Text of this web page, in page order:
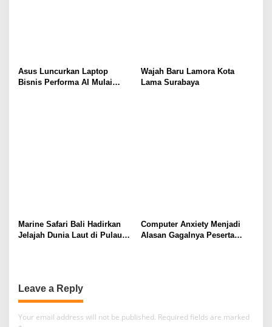
Asus Luncurkan Laptop
Bisnis Performa AI Mulai
Wajah Baru Lamora Kota
Lama Surabaya
Marine Safari Bali Hadirkan
Jelajah Dunia Laut di Pulau
Computer Anxiety Menjadi
Alasan Gagalnya Peserta
Leave a Reply
Your email address will not be published. Required fields are marked